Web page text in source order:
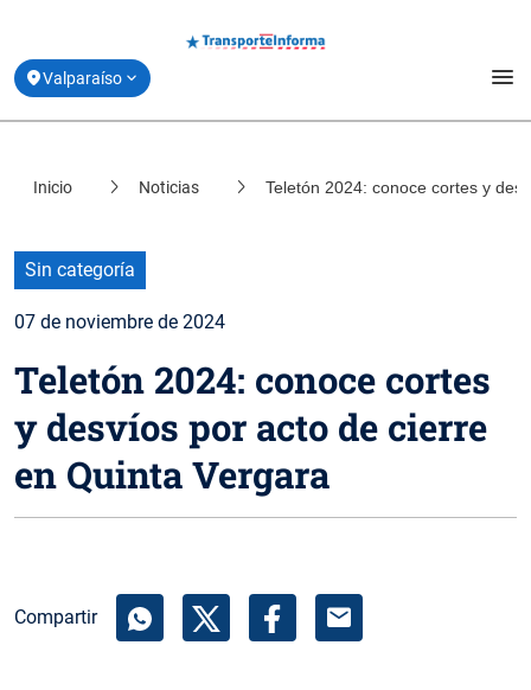
Valparaíso menu
Derribando Mitos
Centro de ayuda
Acerca de Transporte Informa
location_onSantiago
location_onCoquimbo
location_onBiobío
location_on Los Lagos
Inicio Noticias Teletón 2024: conoce cortes y
Sin categoría
07 de noviembre de 2024
Teletón 2024: conoce cortes
y desvíos por acto de cierre
en Quinta Vergara
Compartir mail